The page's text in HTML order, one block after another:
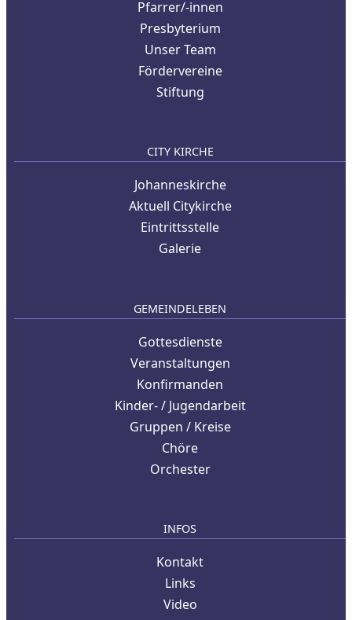
Pfarrer/-innen
Presbyterium
Unser Team
Fördervereine
Stiftung
CITY KIRCHE
Johanneskirche
Aktuell Citykirche
Eintrittsstelle
Galerie
GEMEINDELEBEN
Gottesdienste
Veranstaltungen
Konfirmanden
Kinder- / Jugendarbeit
Gruppen / Kreise
Chöre
Orchester
INFOS
Kontakt
Links
Video